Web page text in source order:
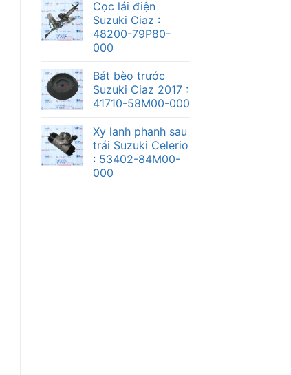
Cọc lái điện
Suzuki Ciaz :
48200-79P80-
000
Bát bèo trước
Suzuki Ciaz 2017 :
41710-58M00-000
Xy lanh phanh sau
trái Suzuki Celerio
: 53402-84M00-
000